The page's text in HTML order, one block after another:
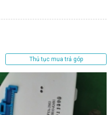
Thủ tục mua trả góp